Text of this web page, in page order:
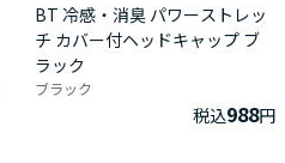
BT 冷感・消臭 パワーストレッ
チ カバー付ヘッドキャップ ブ
ラック
ブラック
税込988円